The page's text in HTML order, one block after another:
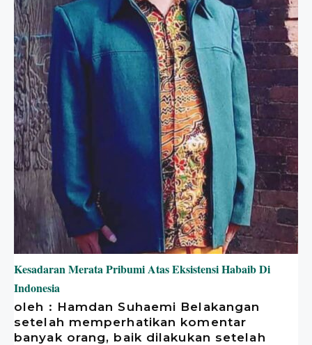
Kesadaran Merata Pribumi Atas Eksistensi Habaib Di
Indonesia
oleh : Hamdan Suhaemi Belakangan
setelah memperhatikan komentar
banyak orang, baik dilakukan setelah